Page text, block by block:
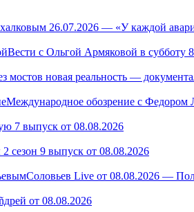
26.07.2026 — «У каждой
Вести с Ольгой Армяковой в субботу
мостов новая реальность —
Международное обозрение с Федором
7 выпуск от 08.08.2026
сезон 9 выпуск от 08.08.2026
Соловьев Live от 08.08.2026 —
от 08.08.2026